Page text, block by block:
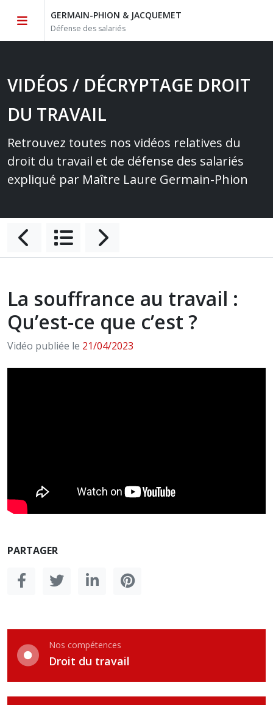
GERMAIN-PHION & JACQUEMET
Défense des salariés
VIDÉOS / DÉCRYPTAGE DROIT
DU TRAVAIL
Retrouvez toutes nos vidéos relatives du
droit du travail et de défense des salariés
expliqué par Maître Laure Germain-Phion
La souffrance au travail :
Qu’est-ce que c’est ?
Vidéo publiée le 21/04/2023
PARTAGER
Nos compétences
Droit du travail